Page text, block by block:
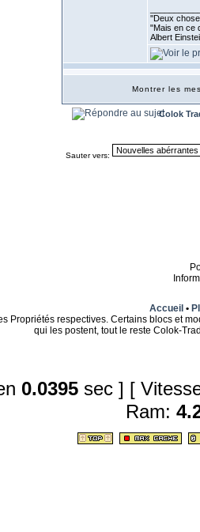
''Deux
"Mais en ce
Albert
Montrer les
Colok
Sauter vers:
Accueil •
Propriétés respectives. Certains blocs et
qui les postent, tout le reste Colok-
0.0395 sec ] [
Ram: